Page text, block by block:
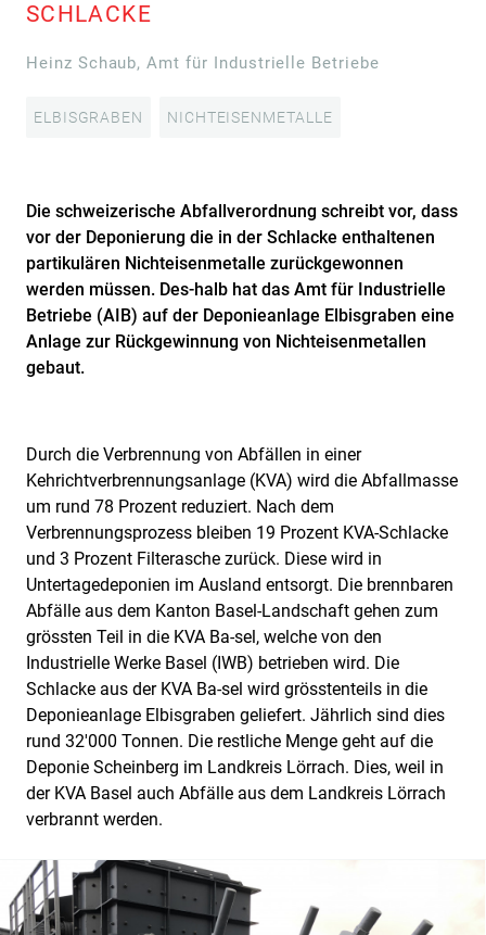
SCHLACKE
Heinz Schaub, Amt für Industrielle Betriebe
ELBISGRABEN NICHTEISENMETALLE
Die schweizerische Abfallverordnung schreibt vor, dass
vor der Deponierung die in der Schlacke enthaltenen
partikulären Nichteisenmetalle zurückgewonnen
werden müssen. Des-halb hat das Amt für Industrielle
Betriebe (AIB) auf der Deponieanlage Elbisgraben eine
Anlage zur Rückgewinnung von Nichteisenmetallen
gebaut.
Durch die Verbrennung von Abfällen in einer
Kehrichtverbrennungsanlage (KVA) wird die Abfallmasse
um rund 78 Prozent reduziert. Nach dem
Verbrennungsprozess bleiben 19 Prozent KVA-Schlacke
und 3 Prozent Filterasche zurück. Diese wird in
Untertagedeponien im Ausland entsorgt. Die brennbaren
Abfälle aus dem Kanton Basel-Landschaft gehen zum
grössten Teil in die KVA Ba-sel, welche von den
Industrielle Werke Basel (IWB) betrieben wird. Die
Schlacke aus der KVA Ba-sel wird grösstenteils in die
Deponieanlage Elbisgraben geliefert. Jährlich sind dies
rund 32'000 Tonnen. Die restliche Menge geht auf die
Deponie Scheinberg im Landkreis Lörrach. Dies, weil in
der KVA Basel auch Abfälle aus dem Landkreis Lörrach
verbrannt werden.